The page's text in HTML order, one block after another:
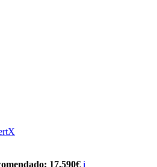
17.590€ i